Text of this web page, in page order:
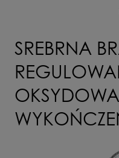
SREBRNA